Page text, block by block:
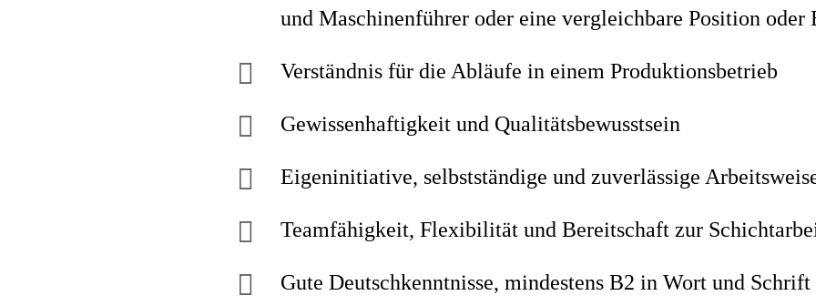
und Maschinenführer oder eine vergleichbare Position oder
Verständnis für die Abläufe in einem Produktionsbetrieb
Gewissenhaftigkeit und Qualitätsbewusstsein
Eigeninitiative, selbstständige und zuverlässige
Teamfähigkeit, Flexibilität und Bereitschaft zur
Gute Deutschkenntnisse, mindestens B2 in Wort und Schrift